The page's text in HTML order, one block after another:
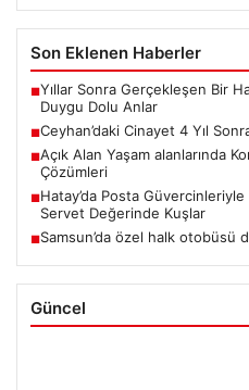
Son Eklenen Haberler
■Yıllar Sonra Gerçekleşen Bir
Duygu Dolu Anlar
■Ceyhan’daki Cinayet 4 Yıl
■Açık Alan Yaşam alanlarında
Çözümleri
■Hatay’da Posta
Servet Değerinde Kuşlar
■Samsun’da özel halk otobüsü
Güncel